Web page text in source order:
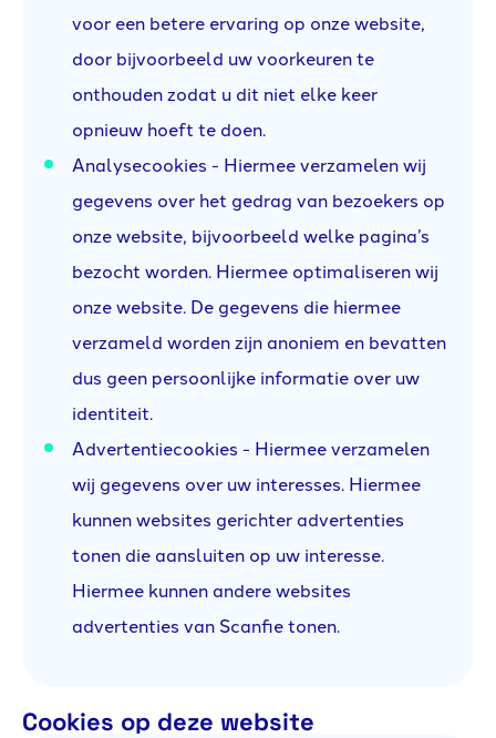
voor een betere ervaring op onze website,
door bijvoorbeeld uw voorkeuren te
onthouden zodat u dit niet elke keer
opnieuw hoeft te doen.
Analysecookies - Hiermee verzamelen wij
gegevens over het gedrag van bezoekers op
onze website, bijvoorbeeld welke pagina’s
bezocht worden. Hiermee optimaliseren wij
onze website. De gegevens die hiermee
verzameld worden zijn anoniem en bevatten
dus geen persoonlijke informatie over uw
identiteit.
Advertentiecookies - Hiermee verzamelen
wij gegevens over uw interesses. Hiermee
kunnen websites gerichter advertenties
tonen die aansluiten op uw interesse.
Hiermee kunnen andere websites
advertenties van Scanfie tonen.
Cookies op deze website